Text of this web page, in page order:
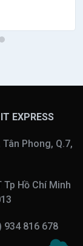
IT EXPRESS
Phong, Q.7,
Tp Hồ Chí Minh
934 816 678